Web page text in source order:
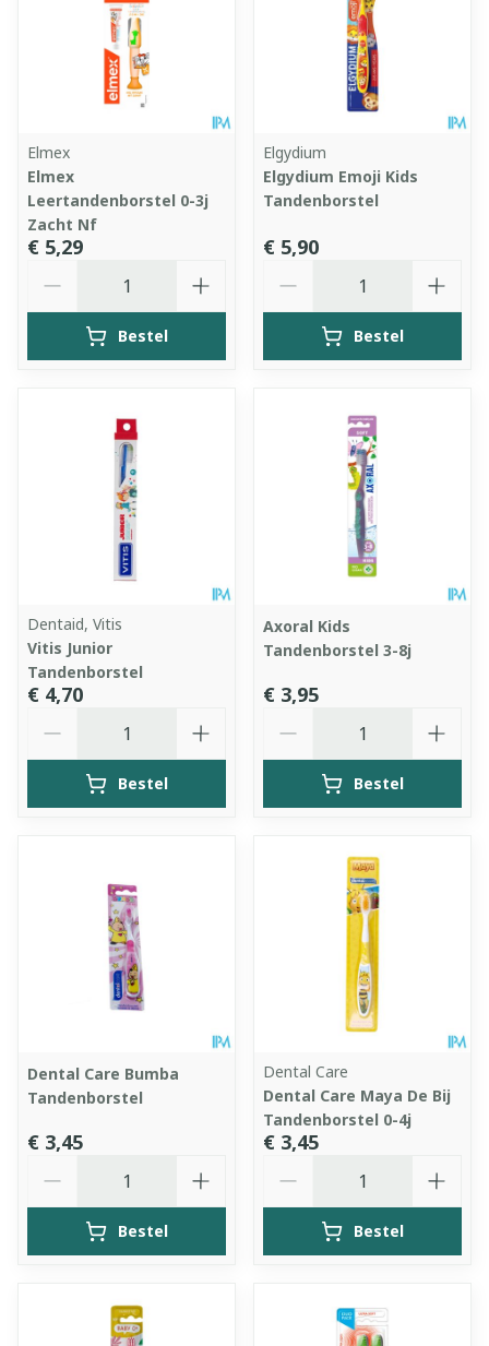
Elmex
Elmex
Leertandenborstel 0-3j
Zacht Nf
€ 5,29
Bestel
Elgydium
Elgydium Emoji Kids
Tandenborstel
€ 5,90
Bestel
Dentaid, Vitis
Vitis Junior
Tandenborstel
€ 4,70
Bestel
Axoral Kids
Tandenborstel 3-8j
€ 3,95
Bestel
Dental Care Bumba
Tandenborstel
€ 3,45
Bestel
Dental Care
Dental Care Maya De Bij
Tandenborstel 0-4j
€ 3,45
Bestel